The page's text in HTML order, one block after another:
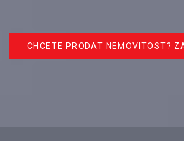
CHCETE PRODAT NEMOVITOST?